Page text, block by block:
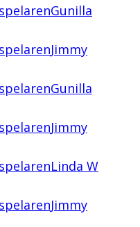
Gunilla
Jimmy
Gunilla
Jimmy
Linda W
Jimmy